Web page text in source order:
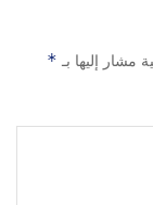
مشار إليها بـ *